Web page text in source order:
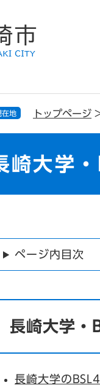
在地 トップページ
崎大学
ページ内目次
長崎大学・
長崎大学の